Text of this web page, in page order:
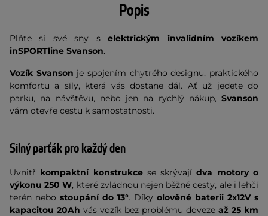
Popis
Plňte si své sny selektrickým invalidním vozíkem
inSPORTline Svanson.
Vozík Svanson je spojením chytrého designu, praktického
komfortu a síly, která vás dostane dál. Ať už jedete do
parku, na návštěvu, nebo jen na rychlý nákup, Svanson
vám otevře cestu k samostatnosti.
Silný parťák pro každý den
Uvnitř kompaktní konstrukcese skrývají dva motory o
výkonu 250 W, které zvládnou nejen běžné cesty, ale i lehčí
terén nebo stoupání do 13°. Díky olověné baterii 2x12V s
kapacitou 20Ah vás vozík bez problému doveze až 25 km